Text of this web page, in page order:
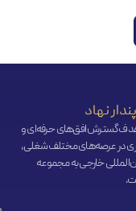
نهاد
پارس پندار نهاد با شماره ثبت 38390، با هدف گسترش افق‌‌های حرفه‌ای و
در عرصه‌های مختلف شغلی،
خارجی به مجموعه